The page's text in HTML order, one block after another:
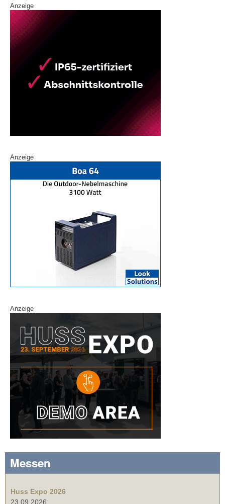
Anzeige
Anzeige
Anzeige
Messen
Huss Expo 2026
23.09.2026